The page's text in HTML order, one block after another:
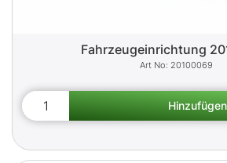
Fahrzeugeinrichtung
20100069